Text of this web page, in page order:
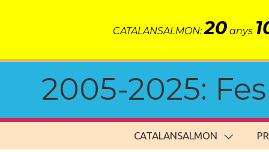
CATALANSALMON:20 anys
2005-2025:
CATALANSALMON